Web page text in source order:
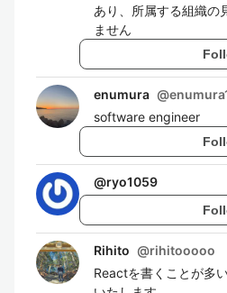
あり、所属する組織の
ません
enumura @
software engineer
@ryo1059
Rihito @rihitooooo
Reactを書くことが多